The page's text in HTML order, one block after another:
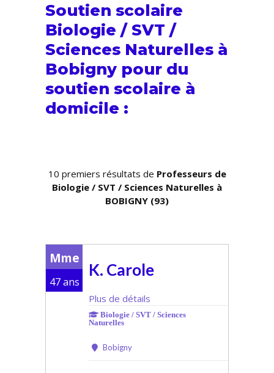
Soutien scolaire
Biologie / SVT /
Sciences Naturelles à
Bobigny pour du
soutien scolaire à
domicile :
10 premiers résultats de Professeurs de
Biologie / SVT / Sciences Naturelles à
BOBIGNY (93)
Mme
47 ans
K. Carole
Plus de détails
Biologie / SVT / Sciences
Naturelles
Bobigny